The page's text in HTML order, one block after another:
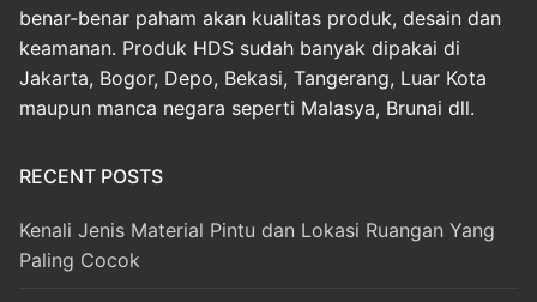
benar-benar paham akan kualitas produk, desain dan
keamanan. Produk HDS sudah banyak dipakai di
Jakarta, Bogor, Depo, Bekasi, Tangerang, Luar Kota
maupun manca negara seperti Malasya, Brunai dll.
RECENT POSTS
Kenali Jenis Material Pintu dan Lokasi Ruangan Yang
Paling Cocok